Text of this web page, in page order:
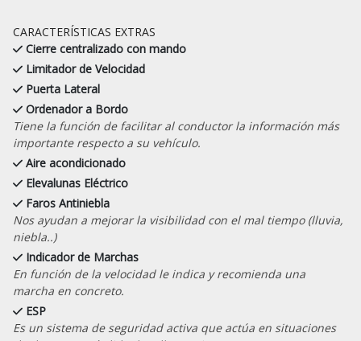
CARACTERÍSTICAS EXTRAS
Cierre centralizado con mando
Limitador de Velocidad
Puerta Lateral
Ordenador a Bordo
Tiene la función de facilitar al conductor la información más
importante respecto a su vehículo.
Aire acondicionado
Elevalunas Eléctrico
Faros Antiniebla
Nos ayudan a mejorar la visibilidad con el mal tiempo (lluvia,
niebla..)
Indicador de Marchas
En función de la velocidad le indica y recomienda una
marcha en concreto.
ESP
Es un sistema de seguridad activa que actúa en situaciones